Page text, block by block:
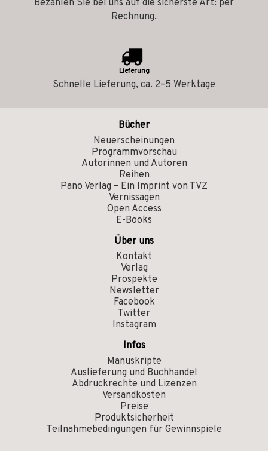
Bezahlen Sie bei uns auf die sicherste Art: per
Rechnung.
Lieferung
Schnelle Lieferung, ca. 2–5 Werktage
Bücher
Neuerscheinungen
Programmvorschau
Autorinnen und Autoren
Reihen
Pano Verlag – Ein Imprint von TVZ
Vernissagen
Open Access
E-Books
Über uns
Kontakt
Verlag
Prospekte
Newsletter
Facebook
Twitter
Instagram
Infos
Manuskripte
Auslieferung und Buchhandel
Abdruckrechte und Lizenzen
Versandkosten
Preise
Produktsicherheit
Teilnahmebedingungen für Gewinnspiele